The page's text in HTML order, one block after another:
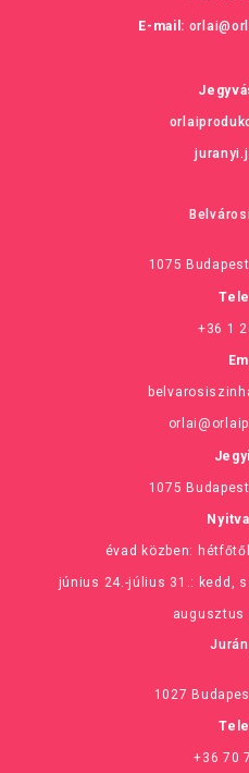
E-mail:
1075
+36 1
1075
évad közben:
június 24.-július 31.: kedd,
augusztus
1027
+36 70